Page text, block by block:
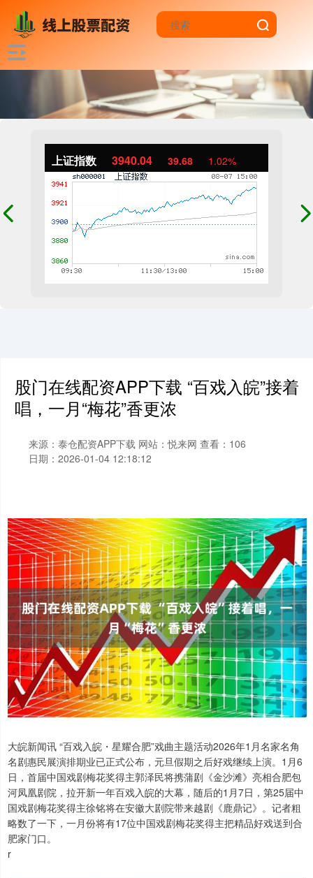
上证指数 3940.04 39.68 1.02%
股门在线配资APP下载 “百戏入皖”接着
唱，一月“梅花”香更浓
来源：泰仓配资APP下载 网站：悦来网 查看：106
日期：2026-01-04 12:18:12
大皖新闻讯 “百戏入皖・星耀合肥”戏曲主题活动2026年1月名家名角
名剧惠民展演排期业已正式公布，元旦假期之后好戏继续上演。1月6
日，首届中国戏剧梅花奖得主郭泽民将携蒲剧《金沙滩》亮相合肥包
河凤凰剧院，拉开新一年百戏入皖的大幕，随后的1月7日，第25届中
国戏剧梅花奖得主徐铭将在安徽大剧院带来越剧《鹿鼎记》。记者粗
略数了一下，一月份将有17位中国戏剧梅花奖得主把精品好戏送到合
肥家门口。
r